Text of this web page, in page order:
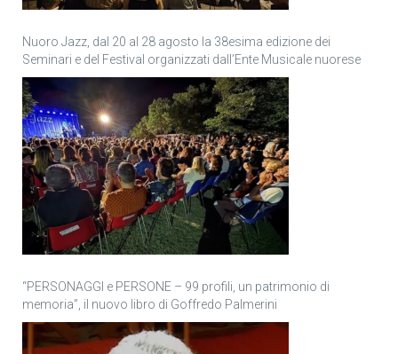
Nuoro Jazz, dal 20 al 28 agosto la 38esima edizione dei
Seminari e del Festival organizzati dall’Ente Musicale nuorese
“PERSONAGGI e PERSONE – 99 profili, un patrimonio di
memoria”, il nuovo libro di Goffredo Palmerini